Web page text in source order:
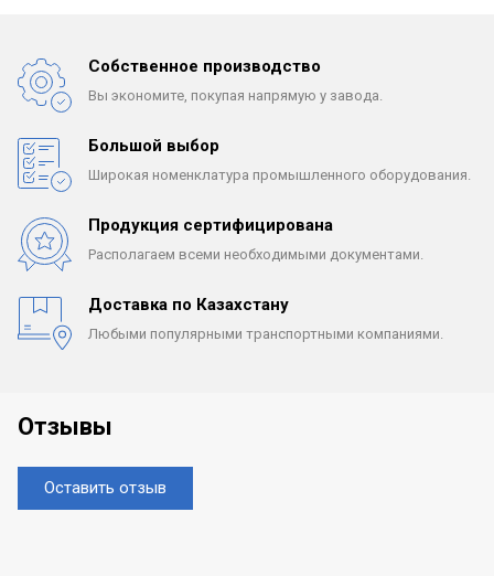
Собственное производство
Вы экономите, покупая напрямую у завода.
Большой выбор
Широкая номенклатура промышленного оборудования.
Продукция сертифицирована
Располагаем всеми необходимыми документами.
Доставка по Казахстану
Любыми популярными транспортными компаниями.
Отзывы
Оставить отзыв